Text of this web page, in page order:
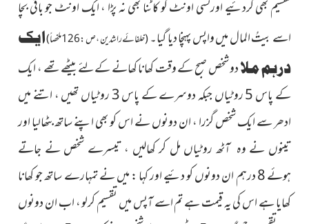
تقسیم بھی کردئیے اورکسی اونٹ کو کاٹنا بھی نہ پڑا ، ایک اونٹ جو باقی بچا
اسے بیتُ المال میں واپس پہنچا دیا گیا۔(خلفائے راشدین ، ص : 126ملخصاً)
ایک
درہم ملادو شخص صبح کے وقت کھانا کھانے کےلئے بیٹھے تھے ، ایک
کے پاس 5 روٹیاں جبکہ دوسرے کے پاس 3 روٹیاں تھیں ، اتنے میں
ادھر سے ایک شخص گزرا ، ان دونوں نے اس کو بھی اپنے ساتھ بٹھالیا اور
تینوں نے وہ آٹھ روٹیاں مل کر کھالیں ، تیسرے شخص نے جاتے
ہوئے 8 درہم ان دونوں کو دئیے اور کہا : میں نے تمہارے ساتھ جو کھانا
کھایا ہے اس کی یہ قیمت ہے تم اسے آپس میں تقسیم کرلو ، اب ان دونوں